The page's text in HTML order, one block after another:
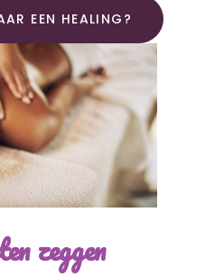
EEN HEALING?
zeggen